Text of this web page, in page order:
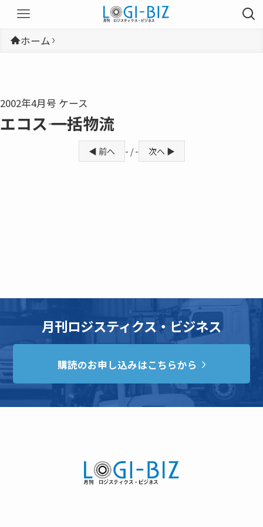
ホーム
2002年4月号 ケース
エコス―― 一括物流
◀ 前へ - / - 次へ ▶
月刊ロジスティクス・ビジネス
購読のお申し込みはこちらから